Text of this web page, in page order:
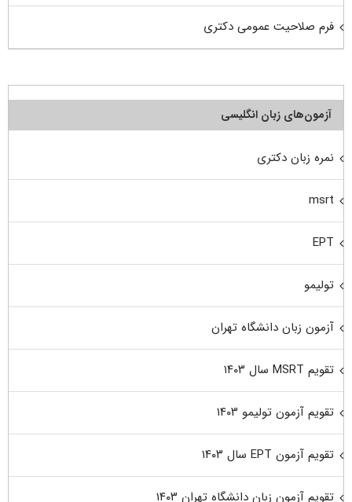
فرم صلاحیت عمومی دکتری
آزمون‌های زبان انگلیسی
نمره زبان دکتری
msrt
EPT
تولیمو
آزمون زبان دانشگاه تهران
تقویم MSRT سال ۱۴۰۳
تقویم آزمون تولیمو ۱۴۰۳
تقویم آزمون EPT سال ۱۴۰۳
تقویم آزمون زبان دانشگاه تهران ۱۴۰۳